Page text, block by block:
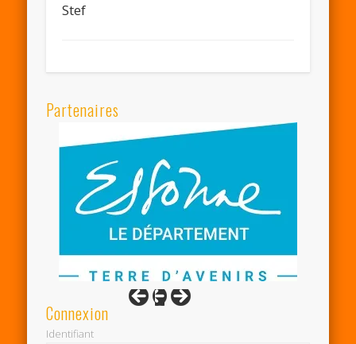
Stef
Partenaires
Connexion
Identifiant